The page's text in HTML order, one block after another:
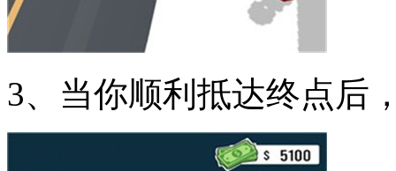
3、当你顺利抵达终点后